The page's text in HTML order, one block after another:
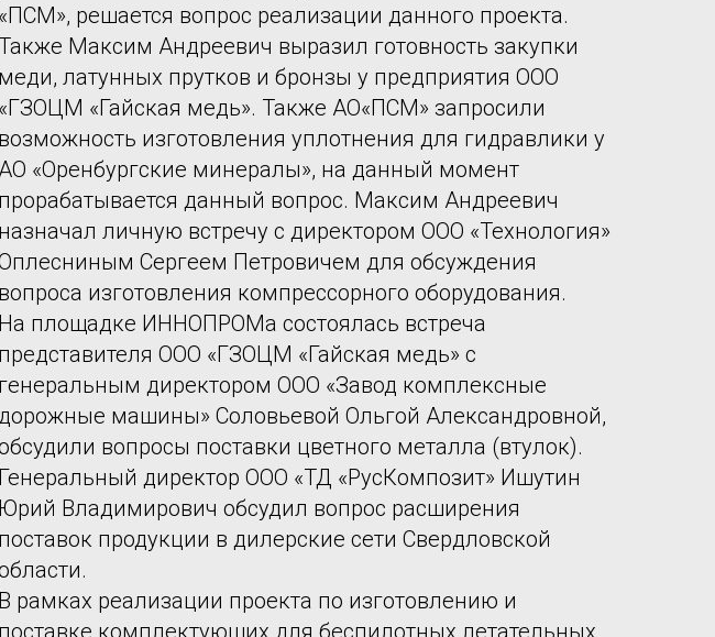
«ПСМ», решается вопрос реализации данного проекта.
Также Максим Андреевич выразил готовность закупки
меди, латунных прутков и бронзы у предприятия ООО
«ГЗОЦМ «Гайская медь». Также АО«ПСМ» запросили
возможность изготовления уплотнения для гидравлики у
АО «Оренбургские минералы», на данный момент
прорабатывается данный вопрос. Максим Андреевич
назначал личную встречу с директором ООО «Технология»
Сергеем Петровичем для обсуждения
вопроса изготовления компрессорного оборудования.
На площадке ИННОПРОМа состоялась встреча
представителя ООО «ГЗОЦМ «Гайская медь» с
генеральным директором ООО «Завод комплексные
машины» Соловьевой Ольгой Александровной,
вопросы поставки цветного металла (втулок).
Генеральный директор ООО «ТД «РусКомпозит» Ишутин
Юрий Владимирович обсудил вопрос расширения
поставок продукции в дилерские сети Свердловской
В рамках реализации проекта по изготовлению и
поставке комплектующих для беспилотных летательных